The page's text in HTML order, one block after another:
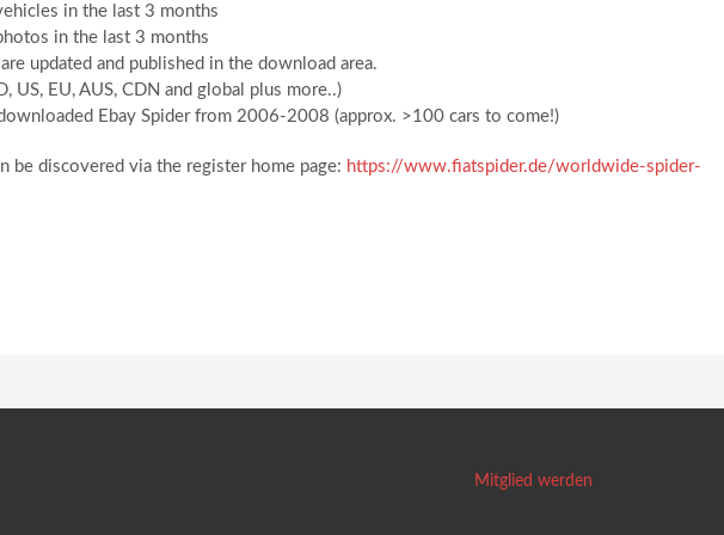
in the last 3 months
in the last 3 months
updated and published in the download area.
US, EU, AUS, CDN and global plus more..)
Ebay Spider from 2006-2008 (approx. >100 cars to come!)
be discovered via the register home page: https://www.fiatspider.de/worldwide-spider-
Mitglied werden